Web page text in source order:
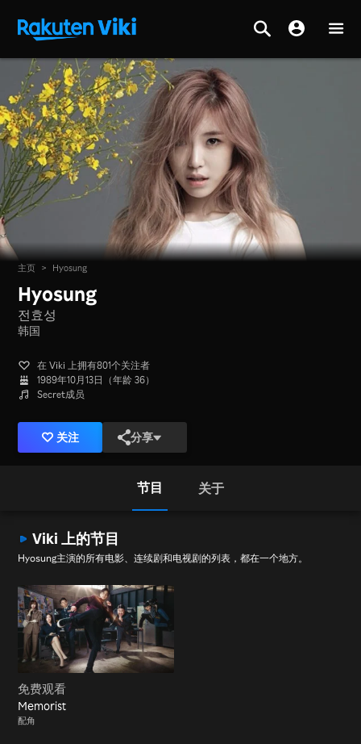
主页 > Hyosung
Hyosung
전효성
韩国
在 Viki 上拥有801个关注者
1989年10月13日（年龄 36）
Secret成员
关注 分享
节目 关于
Viki 上的节目
Hyosung主演的所有电影、连续剧和电视剧的列表，都在一个地方。
免费观看
Memorist
配角